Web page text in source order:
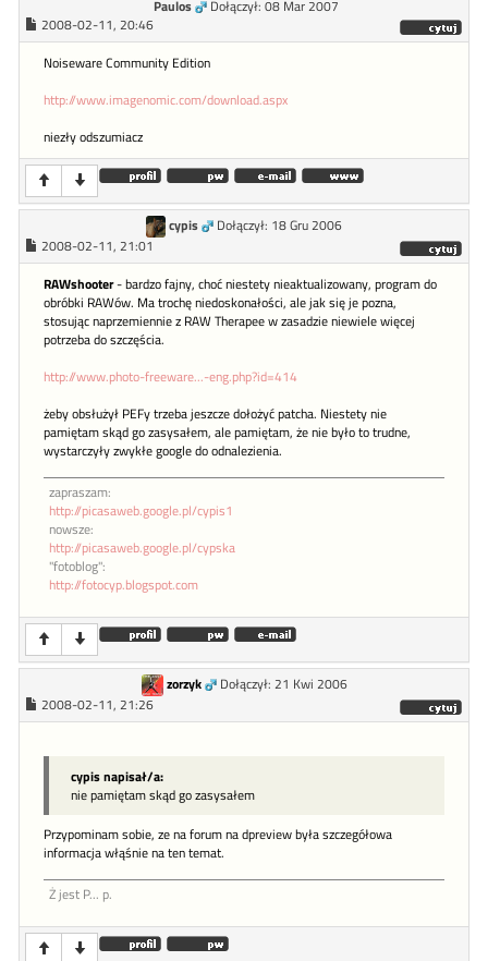
Paulos
Dołączył: 08 Mar 2007
2008-02-11, 20:46
Noiseware Community Edition
http://www.imagenomic.com/download.aspx
niezły odszumiacz
cypis
Dołączył: 18 Gru 2006
2008-02-11, 21:01
RAWshooter- bardzo fajny, choć niestety nieaktualizowany, program do
obróbki RAWów. Ma trochę niedoskonałości, ale jak się je pozna,
stosując naprzemiennie z RAW Therapee w zasadzie niewiele więcej
potrzeba do szczęścia.
http://www.photo-freeware...-eng.php?id=414
żeby obsłużył PEFy trzeba jeszcze dołożyć patcha. Niestety nie
pamiętam skąd go zasysałem, ale pamiętam, że nie było to trudne,
wystarczyły zwykłe google do odnalezienia.
zapraszam:
http://picasaweb.google.pl/cypis1
nowsze:
http://picasaweb.google.pl/cypska
"fotoblog":
http://fotocyp.blogspot.com
zorzyk
Dołączył: 21 Kwi 2006
2008-02-11, 21:26
cypis napisał/a:
nie pamiętam skąd go zasysałem
Przypominam sobie, ze na forum na dpreview była szczegółowa
informacja włąśnie na ten temat.
Ż jest P... p.